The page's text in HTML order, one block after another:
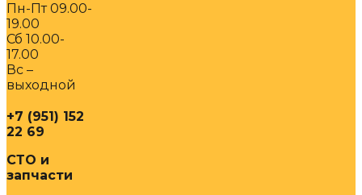
Пн-Пт 09.00-
19.00
Сб 10.00-
17.00
Вс –
выходной
+7 (951) 152
22 69
СТО и
запчасти